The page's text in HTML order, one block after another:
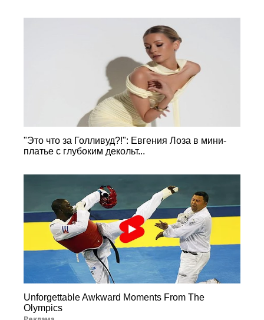
"Это что за Голливуд?!": Евгения Лоза в мини-
платье с глубоким декольт...
Unforgettable Awkward Moments From The
Olympics